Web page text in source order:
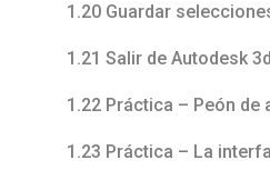
1.20 Guardar
1.21 Salir de Autodesk
1.22 Práctica – Peón de
1.23 Práctica – La